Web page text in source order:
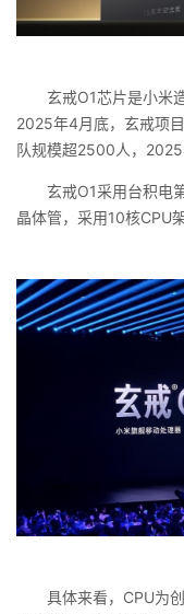
玄戒O1芯片是小米
2025年4月底，玄戒项
队规模超2500人，2025
玄戒O1采用台积电
晶体管，采用10核CPU
具体来看，CPU为